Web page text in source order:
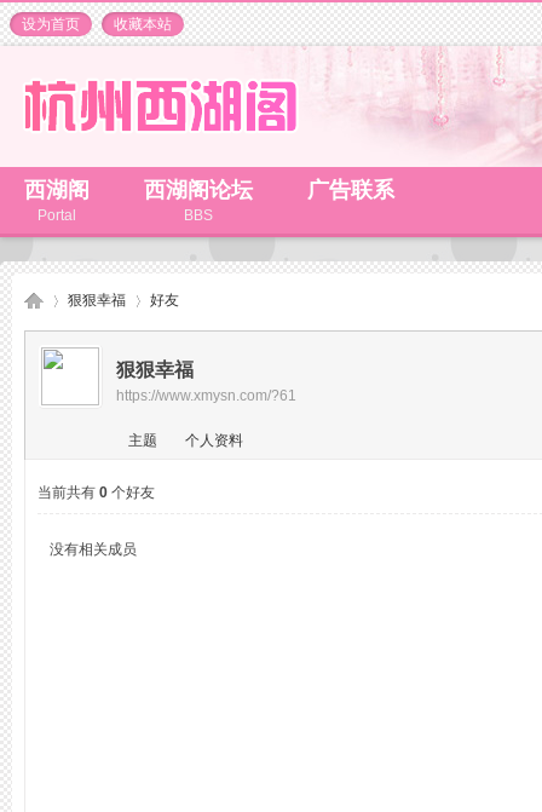
设为首页 收藏本站
西湖阁
Portal
西湖阁论坛
BBS
广告联系
›
狠狠幸福
›
好友
狠狠幸福
https://www.xmysn.com/?61
主题 个人资料
当前共有 0 个好友
没有相关成员